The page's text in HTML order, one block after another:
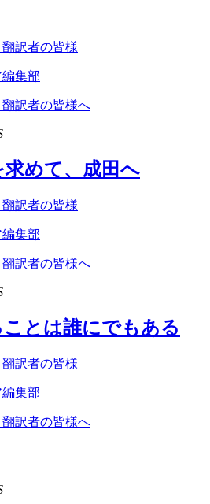
訳者の皆様
集部
訳者の皆様へ
求めて、成田へ
訳者の皆様
集部
訳者の皆様へ
とは誰にでもある
訳者の皆様
集部
訳者の皆様へ